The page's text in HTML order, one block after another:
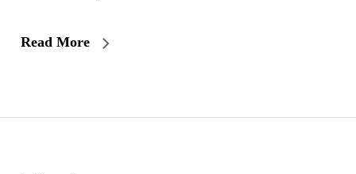
Read More